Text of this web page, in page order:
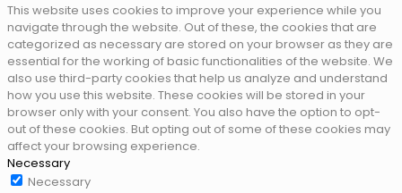
This website uses cookies to improve your experience while you
navigate through the website. Out of these, the cookies that are
categorized as necessary are stored on your browser as they are
essential for the working of basic functionalities of the website. We
also use third-party cookies that help us analyze and understand
how you use this website. These cookies will be stored in your
browser only with your consent. You also have the option to opt-
out of these cookies. But opting out of some of these cookies may
affect your browsing experience.
Necessary
Necessary